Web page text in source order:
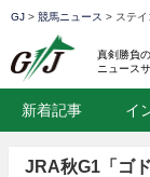
GJ > 競馬ニュース > ステイ
真剣勝負
ニュース
新着記事 イ
JRA秋G1「ゴ